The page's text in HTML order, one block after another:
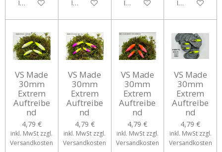
In den WarenkorbIn den WarenkorbIn den WarenkorbIn den
VS Made
30mm
Extrem
Auftreibe
nd
4,79 €
inkl. MwSt zzgl.
Versandkosten
VS Made
30mm
Extrem
Auftreibe
nd
4,79 €
inkl. MwSt zzgl.
Versandkosten
VS Made
30mm
Extrem
Auftreibe
nd
4,79 €
inkl. MwSt zzgl.
Versandkosten
VS Made
30mm
Extrem
Auftreibe
nd
4,79 €
inkl. MwSt zzgl.
Versandkosten